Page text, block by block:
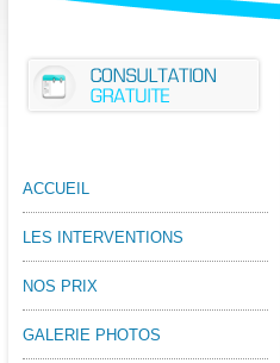
ACCUEIL
LES INTERVENTIONS
NOS PRIX
GALERIE PHOTOS